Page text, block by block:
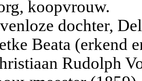
koopvrouw.
dochter,
Beata (erkend
Rudolph